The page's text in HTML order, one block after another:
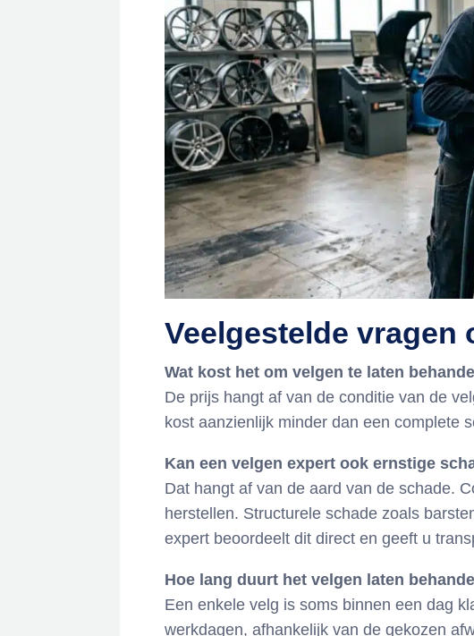
Veelgestelde vragen
Wat kost het om velgen te laten
De prijs hangt af van de conditie van de
kost aanzienlijk minder dan een complete
Kan een velgen expert ook ernstige
Dat hangt af van de aard van de schade.
herstellen. Structurele schade zoals
expert beoordeelt dit direct en geeft u
Hoe lang duurt het velgen laten
Een enkele velg is soms binnen een dag
werkdagen, afhankelijk van de gekozen